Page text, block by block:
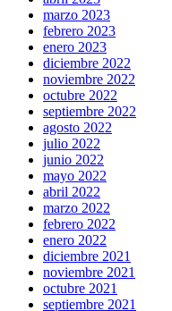
marzo 2023
febrero 2023
enero 2023
diciembre 2022
noviembre 2022
octubre 2022
septiembre 2022
agosto 2022
julio 2022
junio 2022
mayo 2022
abril 2022
marzo 2022
febrero 2022
enero 2022
diciembre 2021
noviembre 2021
octubre 2021
septiembre 2021